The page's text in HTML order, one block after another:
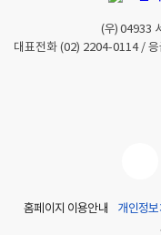
(우)04933
대표전화 (02) 2204-0114/ 응
홈페이지 이용안내 개인정